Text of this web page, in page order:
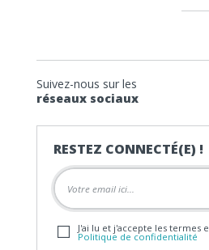
Suivez-nous sur les
réseaux sociaux
RESTEZ CONNECTÉ(E) !
J'ai lu et j'accepte les termes
Politique de confidentialité